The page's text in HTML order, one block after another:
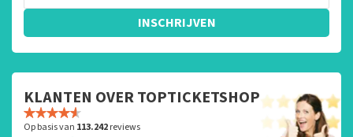
INSCHRIJVEN
KLANTEN OVER TOPTICKETSHOP
Op basis van 113.242reviews